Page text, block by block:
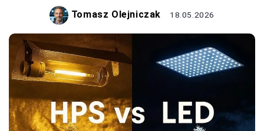
Tomasz Olejniczak 18.05.2026